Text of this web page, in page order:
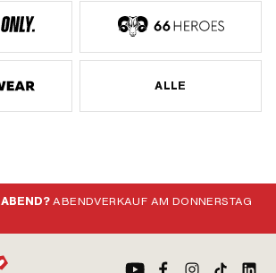
ALLE
ABENDVERKAUF AM DONNERSTAG